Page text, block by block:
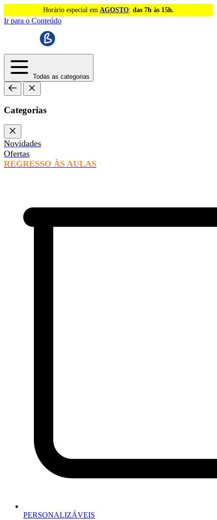
Horário especial em AGOSTO: das 7h às 15h.
Ir para o Conteúdo
Todas as categorias
Categorias
Novidades
Ofertas
REGRESSO ÀS AULAS
PERSONALIZÁVEIS